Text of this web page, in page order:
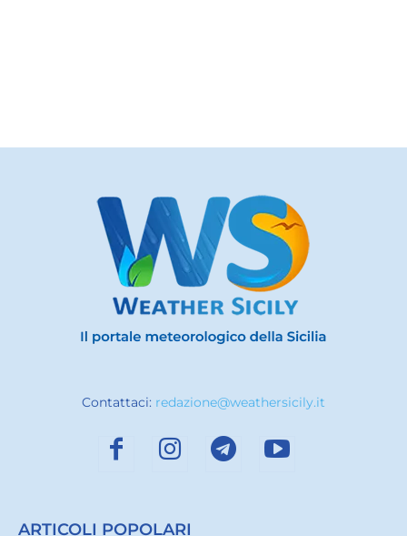
Contattaci: redazione@weathersicily.it
ARTICOLI POPOLARI